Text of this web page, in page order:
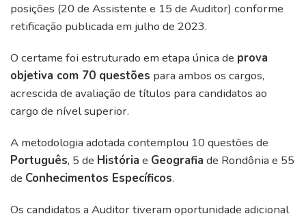
posições (20 de Assistente e 15 de Auditor) conforme
retificação publicada em julho de 2023.
O certame foi estruturado em etapa única de prova
objetiva com 70 questões para ambos os cargos,
acrescida de avaliação de títulos para candidatos ao
cargo de nível superior.
A metodologia adotada contemplou 10 questões de
Português, 5 de História e Geografia de Rondônia e 55
de Conhecimentos Específicos.
Os candidatos a Auditor tiveram oportunidade adicional